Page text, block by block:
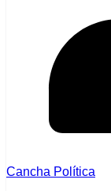
Cancha Política